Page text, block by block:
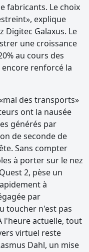
fabricants. Le choix
explique
Digitec Galaxus. Le
une croissance
au cours des
encore renforcé la
des transports»
ont la nausée
générés par
de seconde de
Sans compter
à porter sur le nez
2, pèse un
à
par
toucher n'est pas
l'heure actuelle, tout
virtuel reste
Dahl, un mise